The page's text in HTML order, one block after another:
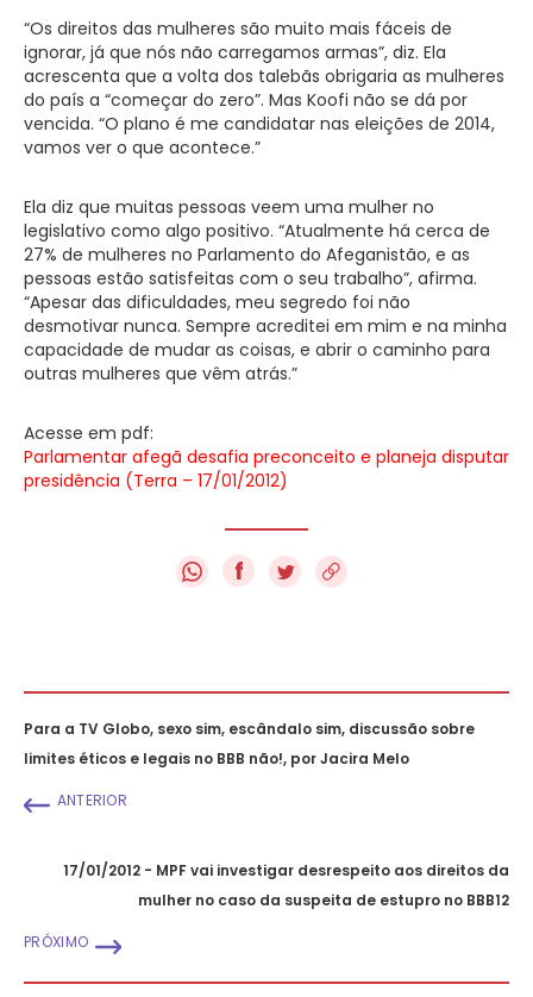
“Os direitos das mulheres são muito mais fáceis de
ignorar, já que nós não carregamos armas”, diz. Ela
acrescenta que a volta dos talebãs obrigaria as mulheres
do país a “começar do zero”. Mas Koofi não se dá por
vencida. “O plano é me candidatar nas eleições de 2014,
vamos ver o que acontece.”
Ela diz que muitas pessoas veem uma mulher no
legislativo como algo positivo. “Atualmente há cerca de
27% de mulheres no Parlamento do Afeganistão, e as
pessoas estão satisfeitas com o seu trabalho”, afirma.
“Apesar das dificuldades, meu segredo foi não
desmotivar nunca. Sempre acreditei em mim e na minha
capacidade de mudar as coisas, e abrir o caminho para
outras mulheres que vêm atrás.”
Acesse em pdf:
Parlamentar afegã desafia preconceito e planeja disputar
presidência (Terra – 17/01/2012)
f
Para a TV Globo, sexo sim, escândalo sim, discussão sobre
limites éticos e legais no BBB não!, por Jacira Melo
ANTERIOR
17/01/2012 - MPF vai investigar desrespeito aos direitos da
mulher no caso da suspeita de estupro no BBB12
PRÓXIMO